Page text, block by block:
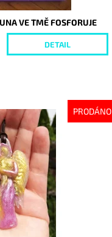
VE TMĚ FOSFORUJE
DETAIL
PRODÁNO